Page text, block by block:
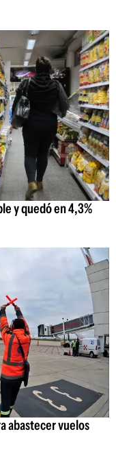
y quedó en 4,3%
abastecer vuelos